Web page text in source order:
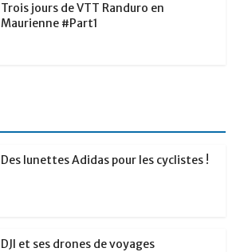
Trois jours de VTT Randuro en
Maurienne #Part1
Des lunettes Adidas pour les cyclistes !
DJI et ses drones de voyages